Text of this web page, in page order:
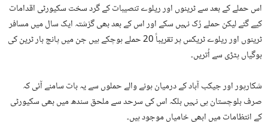
اس حملے کے بعد سے ٹرینوں اور ریلوے تنصیبات کے گرد سخت سکیورٹی اقدامات
کیے گئے لیکن حملے رُک نہیں سکے اور اس کے بعد بھی گزشتہ ایک سال میں مسافر
ٹرینوں اور ریلوے ٹریکس پر تقریباً 20 حملے ہوچکے ہیں جن میں پانچ بار ٹرین کی
بوگیاں پٹڑی سے اُتریں۔
شکارپور اور جیکب آباد کے درمیان ہونے والے حملوں سے یہ بات سامنے آئی کہ
صرف بلوچستان ہی نہیں بلکہ اس کی سرحد سے ملحق سندھ میں بھی سکیورٹی
کے انتظامات میں ابھی خامیاں موجود ہیں۔